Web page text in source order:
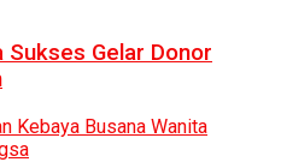
Sukses Gelar Donor